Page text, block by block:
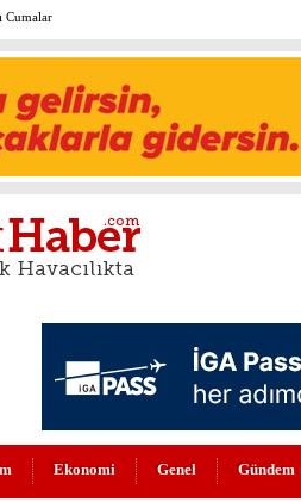
Cumalar
Ekonomi Genel Gündem